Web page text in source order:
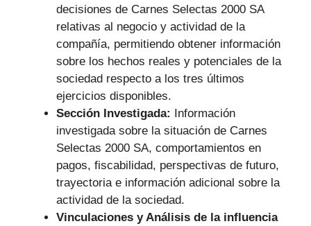
decisiones de Carnes Selectas 2000 SA
relativas al negocio y actividad de la
compañía, permitiendo obtener información
sobre los hechos reales y potenciales de la
sociedad respecto a los tres últimos
ejercicios disponibles.
Sección Investigada: Información
investigada sobre la situación de Carnes
Selectas 2000 SA, comportamientos en
pagos, fiscabilidad, perspectivas de futuro,
trayectoria e información adicional sobre la
actividad de la sociedad.
Vinculaciones y Análisis de la influencia